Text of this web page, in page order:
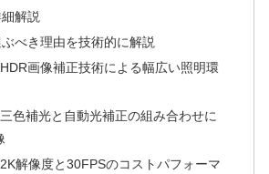
解説
べき理由を技術的に解説
画像補正技術による幅広い照明環
色補光と自動光補正の組み合わせに
解像度と30FPSのコストパフォーマ